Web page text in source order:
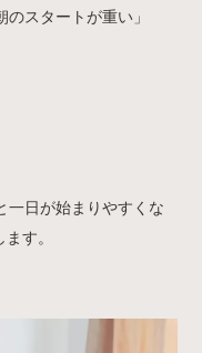
のスタートが重い」
一日が始まりやすくな
す。